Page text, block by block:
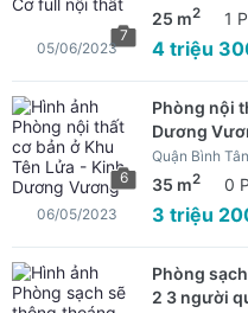
7
25 m2 1
4 triệu
05/06/2023
6
Phòng nội
Dương
Quận Bình
35 m2 0
3 triệu
06/05/2023
Phòng
2 3 người